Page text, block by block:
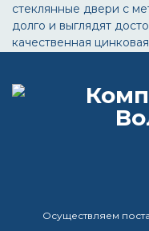
стеклянные двери с
долго и выглядят
качественная
Какая краска
Можно ли
Осуществляем